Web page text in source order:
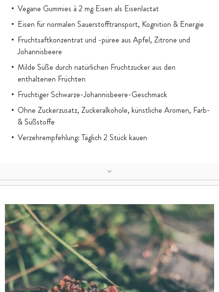
Vegane Gummies à 2 mg Eisen als Eisenlactat
Eisen für normalen Sauerstofftransport, Kognition & Energie
Fruchtsaftkonzentrat und -püree aus Apfel, Zitrone und
Johannisbeere
Milde Süße durch natürlichen Fruchtzucker aus den
enthaltenen Früchten
Fruchtiger Schwarze-Johannisbeere-Geschmack
Ohne Zuckerzusatz, Zuckeralkohole, künstliche Aromen, Farb-
& Süßstoffe
Verzehrempfehlung: Täglich 2 Stück kauen